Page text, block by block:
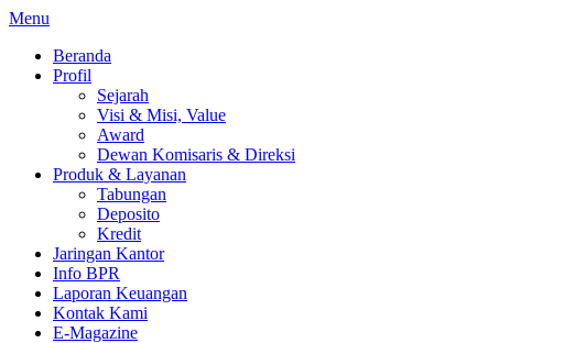
Menu
Beranda
Profil
Sejarah
Visi & Misi, Value
Award
Dewan Komisaris & Direksi
Produk & Layanan
Tabungan
Deposito
Kredit
Jaringan Kantor
Info BPR
Laporan Keuangan
Kontak Kami
E-Magazine